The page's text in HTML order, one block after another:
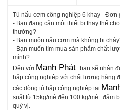
Tủ nấu cơm công nghiệp 6 khay - Đơn
- Bạn đang cần một thiết bị thay thế
thường?
- Bạn muốn nấu cơm mà không bị
- Bạn muốn tìm mua sản phẩm chất
mình?
Đến với Mạnh Phát
bạn sẽ nhận
hấp công nghiệp với chất lượng hàng
các dòng tủ hấp công nghiệp tại
suất từ 15kg/mẻ đến 100 kg/mẻ. đảm
quý vị.